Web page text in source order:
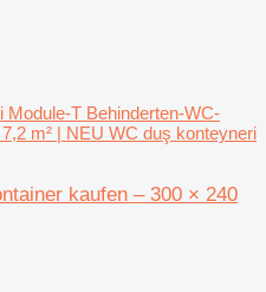
Module-T Behinderten-WC-
m² | NEU WC duş konteyneri
kaufen – 300 × 240